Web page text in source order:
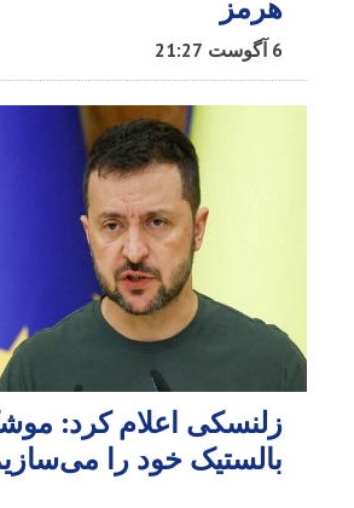
هرمز
6 آگوست 21:27
زلنسکی اعلام کرد:
بالستیک خود را